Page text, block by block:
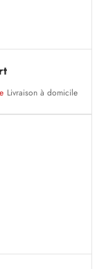
Livraison à domicile